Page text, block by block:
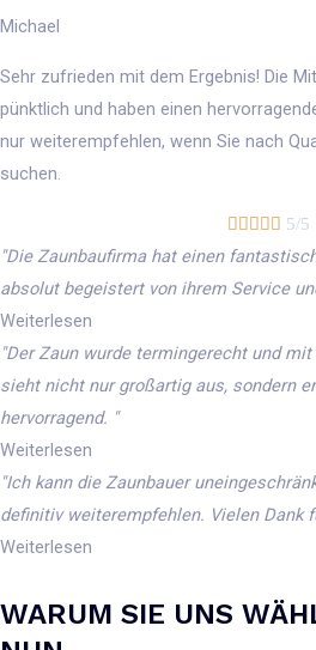
Michael
Sehr zufrieden mit dem Ergebnis! Die
pünktlich und haben einen
nur weiterempfehlen, wenn Sie nach
suchen.
 5/5
"Die Zaunbaufirma hat einen
absolut begeistert von ihrem Service
Weiterlesen
"Der Zaun wurde termingerecht und
sieht nicht nur großartig aus, sondern
hervorragend. "
Weiterlesen
"Ich kann die Zaunbauer
definitiv weiterempfehlen. Vielen Dank
Weiterlesen
WARUM SIE UNS